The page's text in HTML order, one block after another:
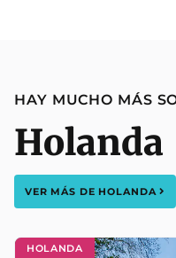
HAY MUCHO MÁS
Holanda
VER MÁS DE HOLANDA
HOLANDA